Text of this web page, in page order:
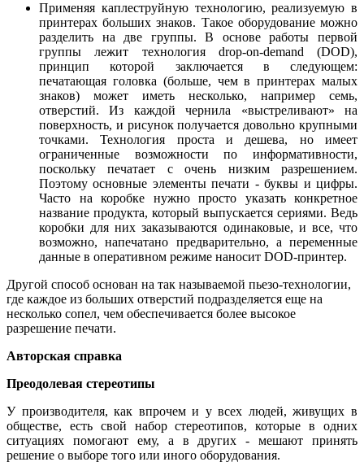
Применяя каплеструйную технологию, реализуемую в
принтерах больших знаков. Такое оборудование можно
разделить на две группы. В основе работы первой
группы лежит технология drop-on-demand (DOD),
принцип которой заключается в следующем:
печатающая головка (больше, чем в принтерах малых
знаков) может иметь несколько, например семь,
отверстий. Из каждой чернила «выстреливают» на
поверхность, и рисунок получается довольно крупными
точками. Технология проста и дешева, но имеет
ограниченные возможности по информативности,
поскольку печатает с очень низким разрешением.
Поэтому основные элементы печати - буквы и цифры.
Часто на коробке нужно просто указать конкретное
название продукта, который выпускается сериями. Ведь
коробки для них заказываются одинаковые, и все, что
возможно, напечатано предварительно, а переменные
данные в оперативном режиме наносит DOD-принтер.
Другой способ основан на так называемой пьезо-технологии,
где каждое из больших отверстий подразделяется еще на
несколько сопел, чем обеспечивается более высокое
разрешение печати.
Авторская справка
Преодолевая стереотипы
У производителя, как впрочем и у всех людей, живущих в
обществе, есть свой набор стереотипов, которые в одних
ситуациях помогают ему, а в других - мешают принять
решение о выборе того или иного оборудования.